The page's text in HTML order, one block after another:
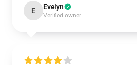
E Evelyn
Verified owner